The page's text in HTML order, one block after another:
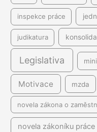
inspekce práce
judikatura
Legislativa
Motivace mzda
novela zákona o
novela zákoníku práce